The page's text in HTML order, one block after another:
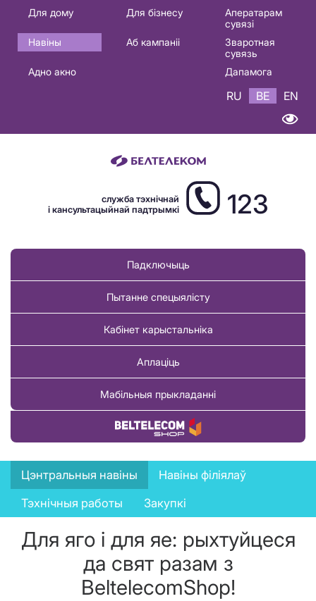
Основная
навигация
BE
Для дому Для бізнесу
Аператарам
сувязі
Навіны
Аб кампаніі
Зваротная
сувязь
Адно акно
Дапамога
RU BE EN
служба тэхнічнай
і кансультацыйнай падтрымкі
123
Падключыць
Пытанне спецыялісту
Кабінет карыстальніка
Аплаціць
Мабільныя прыкладанні
Купіць тавар
News
menu
Цэнтральныя навіны
Навіны філіялаў
Тэхнічныя работы
Закупкі
Для яго і для яе: рыхтуйцеся
да свят разам з
BeltelecomShop!